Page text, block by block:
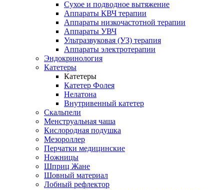
Сухое и подводное вытяжение
Аппараты КВЧ терапии
Аппараты низкочастотной терапии
Аппараты УВЧ
Ультразвуковая (УЗ) терапия
Аппараты электротерапии
Эндокринология
Катетеры
Катетеры
Катетер Фолея
Нелатона
Внутривенный катетер
Скальпели
Менструальная чаша
Кислородная подушка
Мезороллер
Перчатки медицинские
Ножницы
Шприц Жане
Шовный материал
Лобный рефлектор